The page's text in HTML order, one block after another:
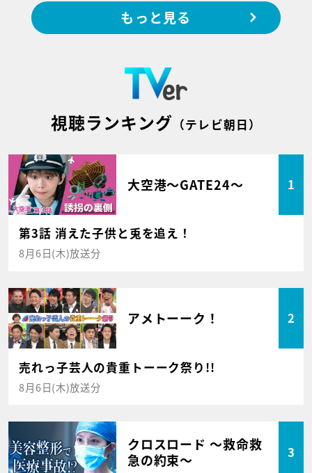
もっと見る
視聴ランキング （テレビ朝日）
大空港～GATE24～ 1
第3話 消えた子供と兎を追え！
8月6日(木)放送分
アメトーーク！ 2
売れっ子芸人の貴重トーーク祭り!!
8月6日(木)放送分
クロスロード ～救命救
急の約束～
3